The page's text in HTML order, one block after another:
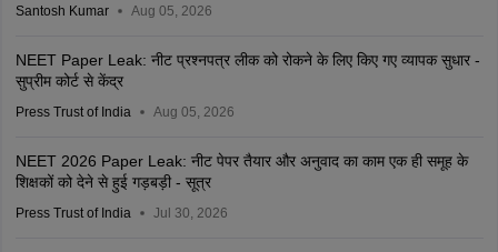
Santosh Kumar Aug 05, 2026
NEET Paper Leak: नीट प्रश्नपत्र लीक को रोकने के लिए किए गए व्यापक सुधार -
सुप्रीम कोर्ट से केंद्र
Press Trust of India Aug 05, 2026
NEET 2026 Paper Leak: नीट पेपर तैयार और अनुवाद का काम एक ही समूह के
शिक्षकों को देने से हुई गड़बड़ी - सूत्र
Press Trust of India Jul 30, 2026